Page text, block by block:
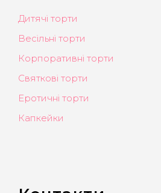
Дитячі торти
Весільні торти
Корпоративні торти
Святкові торти
Еротичні торти
Капкейки